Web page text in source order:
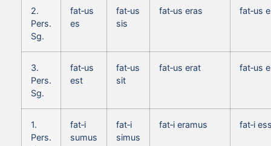
2.
Pers.
Sg.
fat‑us
es
fat‑us
sis
fat‑us eras fat‑us
3.
Pers.
Sg.
fat‑us
est
fat‑us
sit
fat‑us erat fat‑us
1.
Pers.
fat‑i
sumus
fat‑i
simus
fat‑i eramus fat‑i